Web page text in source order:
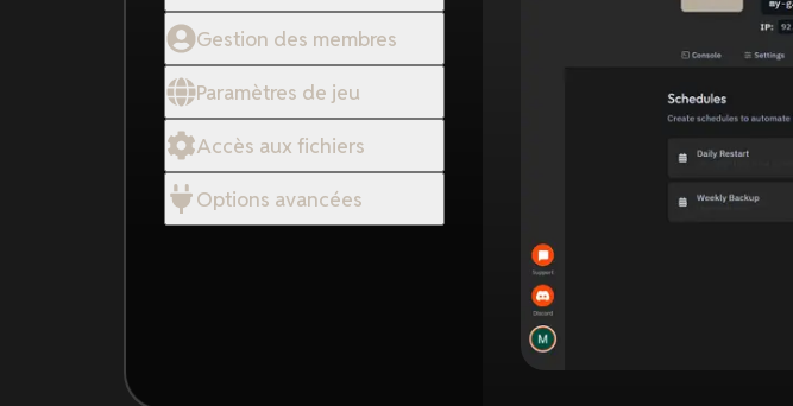
Gestion des membres
Paramètres de jeu
Accès aux fichiers
Options avancées